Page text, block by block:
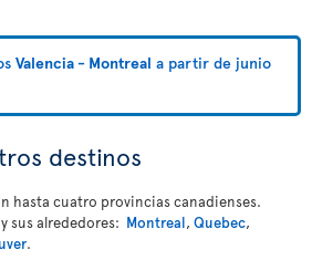
Valencia - Montreal a partir de junio
destinos
hasta cuatro provincias canadienses.
sus alrededores: Montreal, Quebec,
.